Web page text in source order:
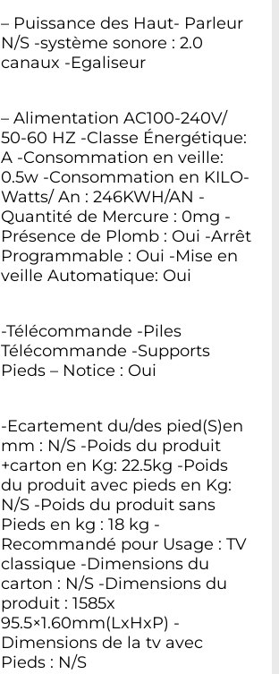
– Puissance des Haut- Parleur
N/S -système sonore : 2.0
canaux -Egaliseur
– Alimentation AC100-240V/
50-60 HZ -Classe Énergétique:
A -Consommation en veille:
0.5w -Consommation en KILO-
Watts/ An : 246KWH/AN -
Quantité de Mercure : 0mg -
Présence de Plomb : Oui -Arrêt
Programmable : Oui -Mise en
veille Automatique: Oui
-Télécommande -Piles
Télécommande -Supports
Pieds – Notice : Oui
-Ecartement du/des pied(S)en
mm : N/S -Poids du produit
+carton en Kg: 22.5kg -Poids
du produit avec pieds en Kg:
N/S -Poids du produit sans
Pieds en kg : 18 kg -
Recommandé pour Usage : TV
classique -Dimensions du
carton : N/S -Dimensions du
produit : 1585x
95.5×1.60mm(LxHxP) -
Dimensions de la tv avec
Pieds : N/S